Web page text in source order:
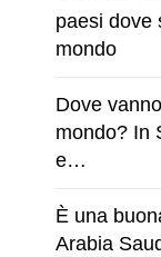
paesi dove
mondo
Dove
mondo? In
e…
È una
Arabia